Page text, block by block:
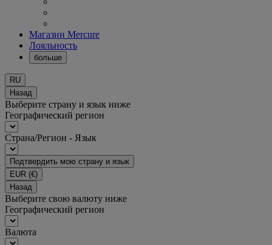
Магазин Mercure
Лояльность
больше
RU
Назад
Выберите страну и язык ниже
Географический регион
Страна/Регион - Язык
Подтвердить мою страну и язык
EUR (€)
Назад
Выберите свою валюту ниже
Географический регион
Валюта